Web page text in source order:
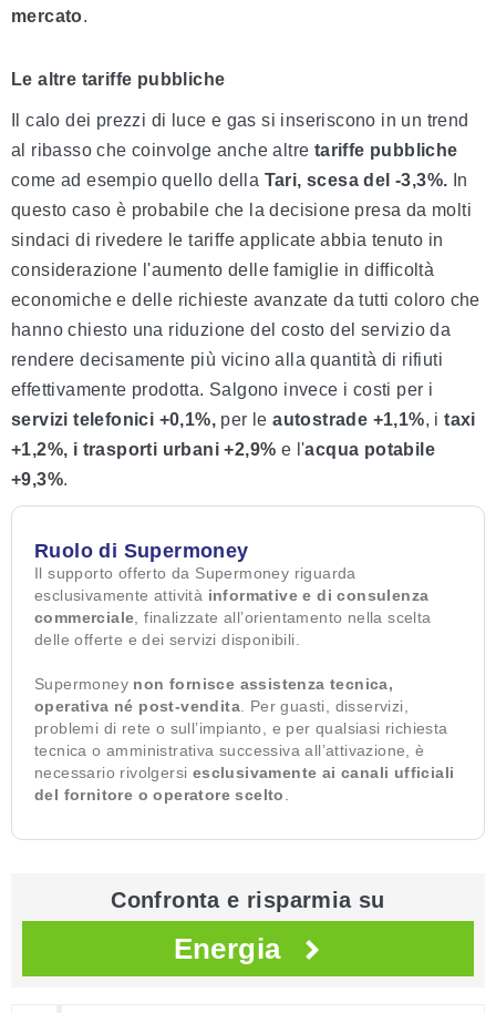
mercato.
Le altre tariffe pubbliche
Il calo dei prezzi di luce e gas si inseriscono in un trend
al ribasso che coinvolge anche altre tariffe pubbliche
come ad esempio quello della Tari, scesa del -3,3%. In
questo caso è probabile che la decisione presa da molti
sindaci di rivedere le tariffe applicate abbia tenuto in
considerazione l'aumento delle famiglie in difficoltà
economiche e delle richieste avanzate da tutti coloro che
hanno chiesto una riduzione del costo del servizio da
rendere decisamente più vicino alla quantità di rifiuti
effettivamente prodotta. Salgono invece i costi per i
servizi telefonici +0,1%, per leautostrade +1,1%, itaxi
+1,2%, i trasporti urbani +2,9% e l'acqua potabile
+9,3%.
Ruolo di Supermoney
Il supporto offerto da Supermoney riguarda
esclusivamente attività informative e di consulenza
commerciale , finalizzate all’orientamento nella scelta
delle offerte e dei servizi disponibili.
Supermoney non fornisce assistenza tecnica,
operativa né post-vendita . Per guasti, disservizi,
problemi di rete o sull’impianto, e per qualsiasi richiesta
tecnica o amministrativa successiva all’attivazione, è
necessario rivolgersi esclusivamente ai canali ufficiali
del fornitore o operatore scelto
Confronta e risparmia su
Energia